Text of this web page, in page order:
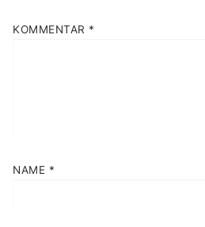
KOMMENTAR *
NAME *